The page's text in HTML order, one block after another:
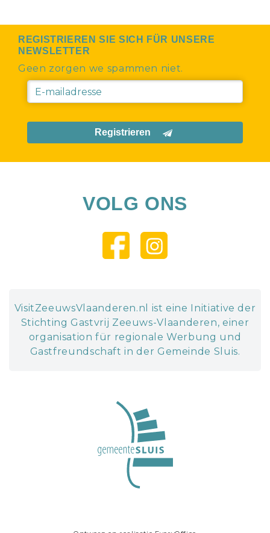
REGISTRIEREN SIE SICH FÜR UNSERE
NEWSLETTER
Geen zorgen we spammen niet.
Registrieren
VOLG ONS
VisitZeeuwsVlaanderen.nl ist eine Initiative der
Stichting Gastvrij Zeeuws-Vlaanderen, einer
organisation für regionale Werbung und
Gastfreundschaft in der Gemeinde Sluis.